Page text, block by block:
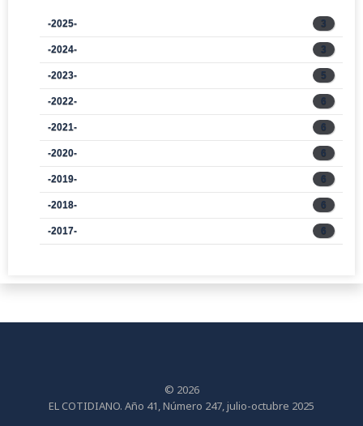
-2025- 3
-2024- 3
-2023- 5
-2022- 6
-2021- 6
-2020- 6
-2019- 6
-2018- 6
-2017- 6
© 2026
EL COTIDIANO. Año 41, Número 247, julio-octubre 2025